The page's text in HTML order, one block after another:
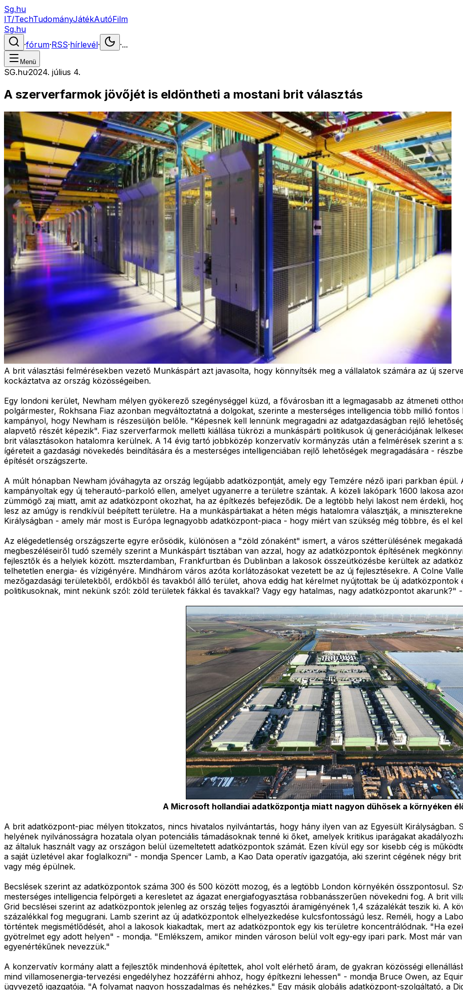
Sg.hu
IT/TechTudományJátékAutóFilm
Sg.hu
·fórum·RSS·hírlevél· ·...
Menü
SG.hu·2024. július 4.
A szerverfarmok jövőjét is eldöntheti a mostani brit választás
A brit választási felmérésekben vezető Munkáspárt azt javasolta, hogy könnyítsék meg a vállalatok számára az új
kockáztatva az ország közösségeiben.
Egy londoni kerület, Newham mélyen gyökerező szegénységgel küzd, a fővárosban itt a legmagasabb az átmeneti
polgármester, Rokhsana Fiaz azonban megváltoztatná a dolgokat, szerinte a mesterséges intelligencia több millió
kampányol, hogy Newham is részesüljön belőle. "Képesnek kell lennünk megragadni az adatgazdaságban rejlő
alapvető részét képezik". Fiaz szerverfarmok melletti kiállása tükrözi a munkáspárti politikusok új generációjának
brit választásokon hatalomra kerülnek. A 14 évig tartó jobbközép konzervatív kormányzás után a felmérések szerint a
ígéreteit a gazdasági növekedés beindítására és a mesterséges intelligenciában rejlő lehetőségek megragadására -
építését országszerte.
A múlt hónapban Newham jóváhagyta az ország legújabb adatközpontját, amely egy Temzére néző ipari parkban
kampányoltak egy új teherautó-parkoló ellen, amelyet ugyanerre a területre szántak. A közeli lakópark 1600 lakosa
zümmögő zaj miatt, amit az adatközpont okozhat, ha az építkezés befejeződik. De a legtöbb helyi lakost nem érdekli,
lesz az amúgy is rendkívül beépített területre. Ha a munkáspártiakat a héten mégis hatalomra választják, a
Királyságban - amely már most is Európa legnagyobb adatközpont-piaca - hogy miért van szükség még többre, és el
Az elégedetlenség országszerte egyre erősödik, különösen a "zöld zónaként" ismert, a város szétterülésének
megbeszéléseiről tudó személy szerint a Munkáspárt tisztában van azzal, hogy az adatközpontok építésének
fejlesztők és a helyiek között. mszterdamban, Frankfurtban és Dublinban a lakosok összeütközésbe kerültek az
telhetetlen energia- és vízigényére. Mindhárom város azóta korlátozásokat vezetett be az új fejlesztésekre. A Colne
mezőgazdasági területekből, erdőkből és tavakból álló terület, ahova eddig hat kérelmet nyújtottak be új
politikusoknak, mint nekünk szól: zöld területek fákkal és tavakkal? Vagy egy hatalmas, nagy adatközpontot akarunk?"
A Microsoft hollandiai adatközpontja miatt nagyon dühösek a környéken
A brit adatközpont-piac mélyen titokzatos, nincs hivatalos nyilvántartás, hogy hány ilyen van az Egyesült Királyságban.
helyének nyilvánosságra hozatala olyan potenciális támadásoknak tenné ki őket, amelyek kritikus iparágakat
az általuk használt vagy az országon belül üzemeltetett adatközpontok számát. Ezen kívül egy sor kisebb cég is
a saját üzletével akar foglalkozni" - mondja Spencer Lamb, a Kao Data operatív igazgatója, aki szerint cégének négy
vagy még épülnek.
Becslések szerint az adatközpontok száma 300 és 500 között mozog, és a legtöbb London környékén összpontosul.
mesterséges intelligencia felpörgeti a keresletet az ágazat energiafogyasztása robbanásszerűen növekedni fog. A brit
Grid becslései szerint az adatközpontok jelenleg az ország teljes fogyasztói áramigényének 1,4 százalékát teszik ki. A
százalékkal fog megugrani. Lamb szerint az új adatközpontok elhelyezkedése kulcsfontosságú lesz. Reméli, hogy a
történtek megismétlődését, ahol a lakosok kiakadtak, mert az adatközpontok egy kis területre koncentrálódnak. "Ha
gyötrelmet egy adott helyen" - mondja. "Emlékszem, amikor minden városon belül volt egy-egy ipari park. Most már
egyenértékűnek nevezzük."
A konzervatív kormány alatt a fejlesztők mindenhová építettek, ahol volt elérhető áram, de gyakran közösségi
mind villamosenergia-tervezési engedélyhez hozzáférni ahhoz, hogy építkezni lehessen" - mondja Bruce Owen, az
ügyvezető igazgatója. "A folyamat nagyon hosszadalmas és nehézkes." Egy másik globális adatközpont-szolgáltató, a